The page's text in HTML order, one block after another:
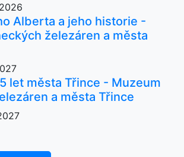
Alberta a jeho historie -
železáren a města
let města Třince - Muzeum
a města Třince